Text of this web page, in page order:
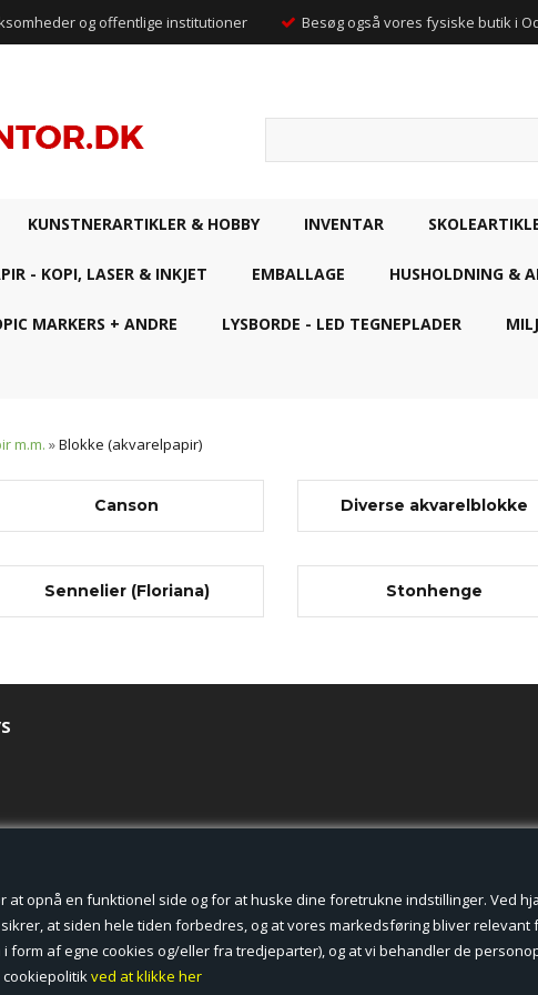
cookies.
opnå en funktionel side og for at huske dine foretrukne indstillinger. Ved
at siden hele tiden forbedres, og at vores markedsføring bliver relevant
form af egne cookies og/eller fra tredjeparter), og at vi behandler de
ved at klikke her
og offentlige institutioner Besøg også vores fysiske butik i
KUNSTNERARTIKLER & HOBBY INVENTAR
- KOPI, LASER & INKJET EMBALLAGE HUSHOLDNING &
MARKERS + ANDRE LYSBORDE - LED TEGNEPLADER
m.m. »Blokke (akvarelpapir)
Canson Diverse akvarelblokke
Sennelier (Floriana) Stonhenge